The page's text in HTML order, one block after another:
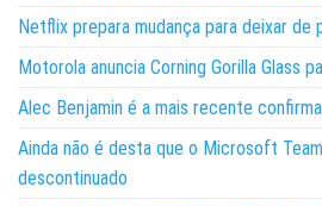
Netflix prepara mudança para deixar de
Motorola anuncia Corning Gorilla Glass
Alec Benjamin é a mais recente
Ainda não é desta que o Microsoft
descontinuado